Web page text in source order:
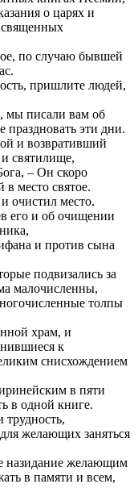
о царях и
священных
по случаю бывшей
пришлите людей,
мы писали вам об
праздновать эти дни.
и возвративший
святилище,
– Он скоро
в место святое.
очистил место.
его и об очищении
и против сына
подвизались за
малочисленны,
толпы
храм, и
к
снисхождением
в пяти
в одной книге.
желающих заняться
назидание желающим
в памяти и всем,